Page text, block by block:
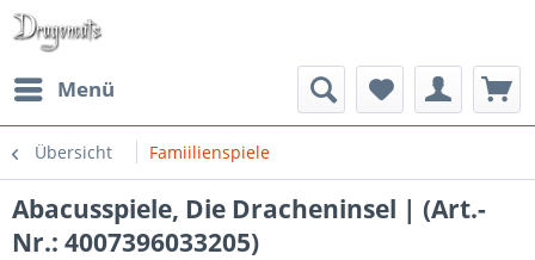
Menü
Übersicht Famiilienspiele
Abacusspiele, Die Dracheninsel | (Art.-
Nr.: 4007396033205)